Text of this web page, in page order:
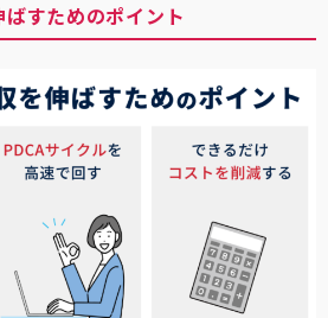
すためのポイント